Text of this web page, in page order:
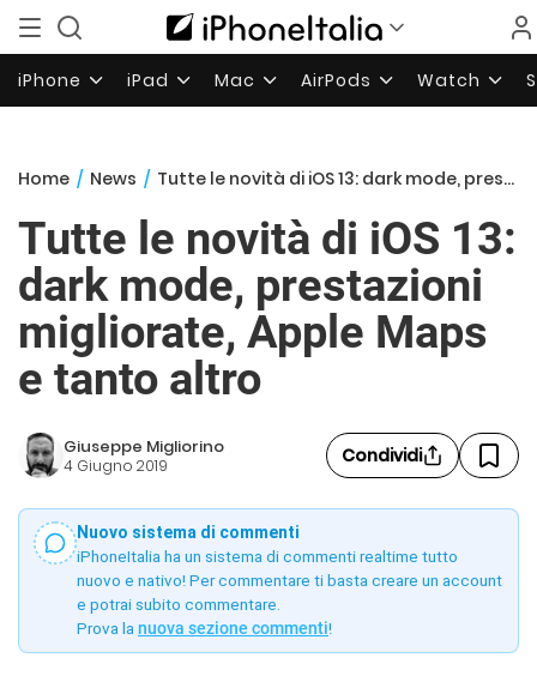
iPhone iPad Mac AirPods Watch
Home / News / Tutte le novità di iOS 13: dark mode, prestazioni migliorate, Apple Maps e tanto altro
Tutte le novità di iOS 13:
dark mode, prestazioni
migliorate, Apple Maps
e tanto altro
Giuseppe Migliorino
4 Giugno 2019 Condividi
Nuovo sistema di commenti
iPhoneItalia ha un sistema di commenti realtime tutto
nuovo e nativo! Per commentare ti basta creare un account
e potrai subito commentare.
Prova la nuova sezione commenti!